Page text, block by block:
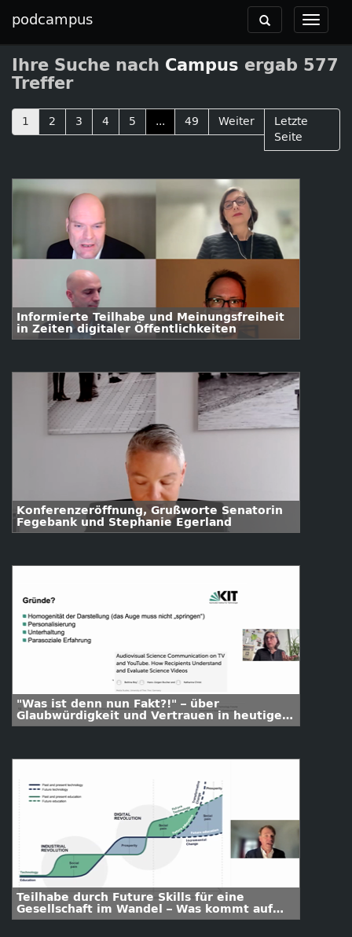
podcampus
Toggle
Toggle
navigation
Ihre Suche nach Campus ergab 577
Treffer
1 2 3 4 5 ... 49 Weiter
Letzte
Seite
Informierte Teilhabe und Meinungsfreiheit
in Zeiten digitaler Öffentlichkeiten
Konferenzeröffnung, Grußworte Senatorin
Fegebank und Stephanie Egerland
"Was ist denn nun Fakt?!" – über
Glaubwürdigkeit und Vertrauen in heutigen
Wissenswelten
Teilhabe durch Future Skills für eine
Gesellschaft im Wandel – Was kommt auf
Hochschulen zu?